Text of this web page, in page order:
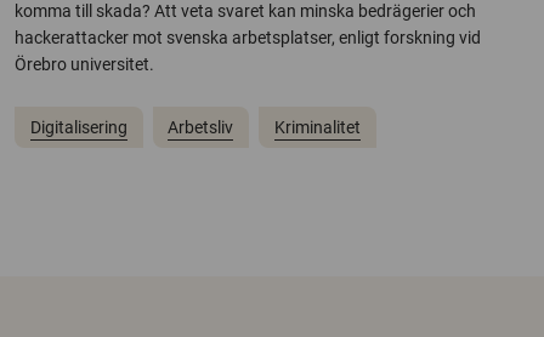
komma till skada? Att veta svaret kan minska bedrägerier och
hackerattacker mot svenska arbetsplatser, enligt forskning vid
Örebro universitet.
Digitalisering Arbetsliv Kriminalitet